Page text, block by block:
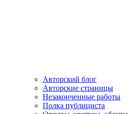
Авторский блог
Авторские страницы
Незаконченные работы
Полка публициста